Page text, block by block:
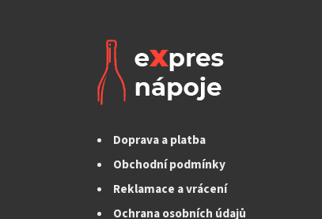
Doprava a platba
Obchodní podmínky
Reklamace a vrácení
Ochrana osobních údajů